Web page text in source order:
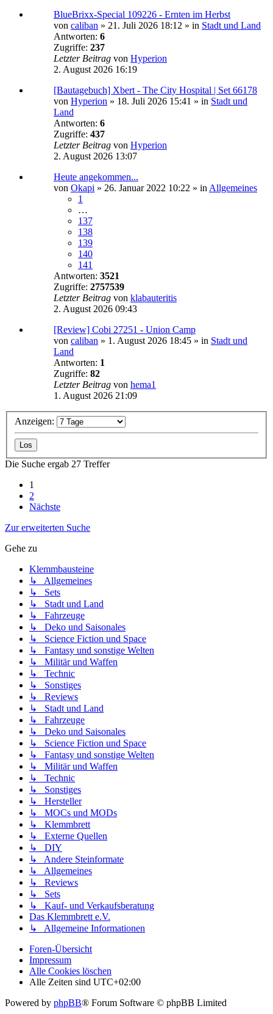
BlueBrixx-Special 109226 - Ernten im Herbst
von caliban » 21. Juli 2026 18:12 » in Stadt und Land
Antworten: 6
Zugriffe: 237
Letzter Beitrag von Hyperion
2. August 2026 16:19
[Bautagebuch] Xbert - The City Hospital | Set 66178
von Hyperion » 18. Juli 2026 15:41 » in Stadt und
Land
Antworten: 6
Zugriffe: 437
Letzter Beitrag von Hyperion
2. August 2026 13:07
Heute angekommen...
von Okapi » 26. Januar 2022 10:22 » in Allgemeines
1
…
137
138
139
140
141
Antworten: 3521
Zugriffe: 2757539
Letzter Beitrag von klabauteritis
2. August 2026 09:43
[Review] Cobi 27251 - Union Camp
von caliban » 1. August 2026 18:45 » in Stadt und
Land
Antworten: 1
Zugriffe: 82
Letzter Beitrag von hema1
1. August 2026 21:09
Anzeigen:
Die Suche ergab 27 Treffer
1
2
Nächste
Zur erweiterten Suche
Gehe zu
Klemmbausteine
↳ Allgemeines
↳ Sets
↳ Stadt und Land
↳ Fahrzeuge
↳ Deko und Saisonales
↳ Science Fiction und Space
↳ Fantasy und sonstige Welten
↳ Militär und Waffen
↳ Technic
↳ Sonstiges
↳ Reviews
↳ Stadt und Land
↳ Fahrzeuge
↳ Deko und Saisonales
↳ Science Fiction und Space
↳ Fantasy und sonstige Welten
↳ Militär und Waffen
↳ Technic
↳ Sonstiges
↳ Hersteller
↳ MOCs und MODs
↳ Klemmbrett
↳ Externe Quellen
↳ DIY
↳ Andere Steinformate
↳ Allgemeines
↳ Reviews
↳ Sets
↳ Kauf- und Verkaufsberatung
Das Klemmbrett e.V.
↳ Allgemeine Informationen
Foren-Übersicht
Impressum
Alle Cookies löschen
Alle Zeiten sind UTC+02:00
Powered by phpBB® Forum Software © phpBB Limited